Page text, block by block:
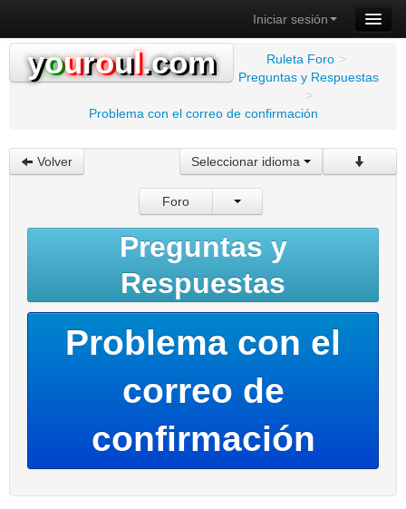
Iniciar sesión
youroul.com Ruleta Foro >
Preguntas y Respuestas
>
Problema con el correo de confirmación
Volver Seleccionar idioma
Foro
Preguntas y
Respuestas
Problema con el
correo de
confirmación